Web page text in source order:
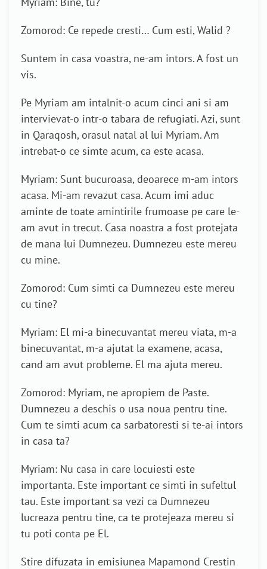
Zomorod: Ce repede cresti… Cum esti, Walid ?
Suntem in casa voastra, ne-am intors. A fost un
vis.
Pe Myriam am intalnit-o acum cinci ani si am
intervievat-o intr-o tabara de refugiati. Azi, sunt
in Qaraqosh, orasul natal al lui Myriam. Am
intrebat-o ce simte acum, ca este acasa.
Myriam: Sunt bucuroasa, deoarece m-am intors
acasa. Mi-am revazut casa. Acum imi aduc
aminte de toate amintirile frumoase pe care le-
am avut in trecut. Casa noastra a fost protejata
de mana lui Dumnezeu. Dumnezeu este mereu
cu mine.
Zomorod: Cum simti ca Dumnezeu este mereu
cu tine?
Myriam: El mi-a binecuvantat mereu viata, m-a
binecuvantat, m-a ajutat la examene, acasa,
cand am avut probleme. El ma ajuta mereu.
Zomorod: Myriam, ne apropiem de Paste.
Dumnezeu a deschis o usa noua pentru tine.
Cum te simti acum ca sarbatoresti si te-ai intors
in casa ta?
Myriam: Nu casa in care locuiesti este
importanta. Este important ce simti in sufeltul
tau. Este important sa vezi ca Dumnezeu
lucreaza pentru tine, ca te protejeaza mereu si
tu poti conta pe El.
Stire difuzata in emisiunea Mapamond Crestin